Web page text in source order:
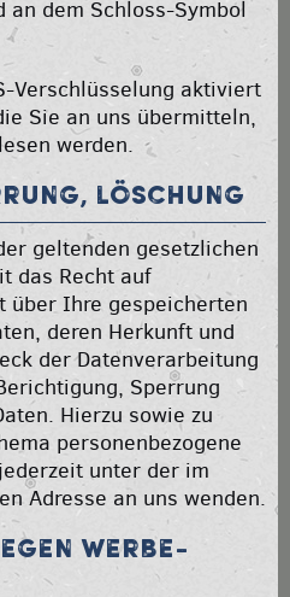
dem Schloss-Symbol
Verschlüsselung aktiviert
Sie an uns übermitteln,
werden.
Löschung
geltenden gesetzlichen
das Recht auf
über Ihre gespeicherten
deren Herkunft und
der Datenverarbeitung
Sperrung
Hierzu sowie zu
personenbezogene
unter der im
Adresse an uns wenden.
Werbe-